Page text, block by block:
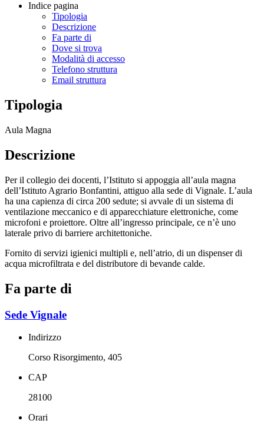
Indice pagina
Tipologia
Descrizione
Fa parte di
Dove si trova
Modalità di accesso
Telefono struttura
Email struttura
Tipologia
Aula Magna
Descrizione
Per il collegio dei docenti, l’Istituto si appoggia all’aula magna
dell’Istituto Agrario Bonfantini, attiguo alla sede di Vignale. L’aula
ha una capienza di circa 200 sedute; si avvale di un sistema di
ventilazione meccanico e di apparecchiature elettroniche, come
microfoni e proiettore. Oltre all’ingresso principale, ce n’è uno
laterale privo di barriere architettoniche.
Fornito di servizi igienici multipli e, nell’atrio, di un dispenser di
acqua microfiltrata e del distributore di bevande calde.
Fa parte di
Sede Vignale
Indirizzo
Corso Risorgimento, 405
CAP
28100
Orari